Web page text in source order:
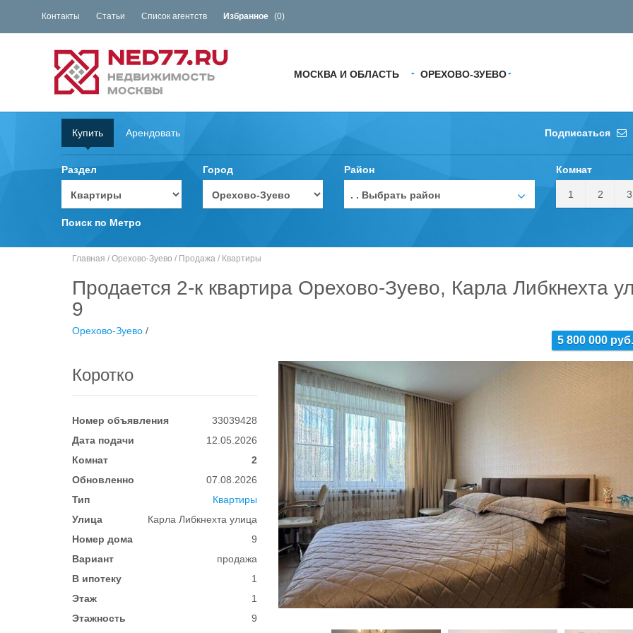
Контакты Статьи Список агентств Избранное (0)
МОСКВА И ОБЛАСТЬ ОРЕХОВО-ЗУЕВО
Купить Арендовать Подписаться
Раздел Город Район
. . Выбрать район
Комнат
1 2 3
Поиск по Метро
Главная / Орехово-Зуево / Продажа / Квартиры
Продается 2-к квартира Орехово-Зуево, Карла Либкнехта
9
5 800 000 руб.
Орехово-Зуево /
Коротко
Номер объявления
33039428
Дата подачи
12.05.2026
Комнат
2
Обновленно
07.08.2026
Тип
Квартиры
Улица
Карла Либкнехта улица
Номер дома
9
Вариант
продажа
В ипотеку
1
Этаж
1
Этажность
9